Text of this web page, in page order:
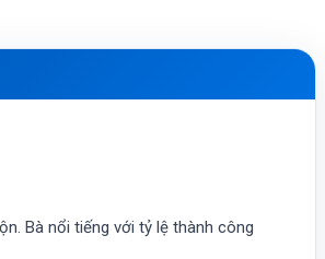
Bà nổi tiếng với tỷ lệ thành công